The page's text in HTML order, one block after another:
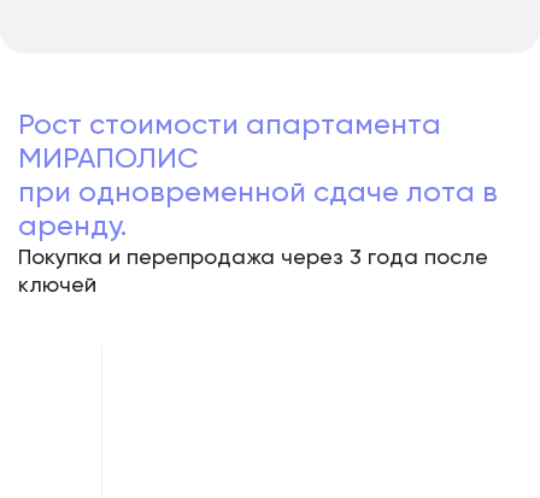
Рост стоимости апартамента
МИРАПОЛИС
при одновременной сдаче лота в
аренду.
Покупка и перепродажа через 3 года после
ключей